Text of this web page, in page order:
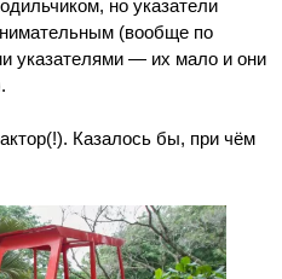
но указатели
(вообще по
указателями — их мало и они
Казалось бы, при чём